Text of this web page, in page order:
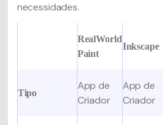
necessidades.
RealWorld
Paint
Inkscape
Tipo
App de
Criador
App de
Criador